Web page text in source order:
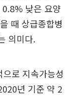
낮은 요양
때 상급종합병
의미다.
로 지속가능성
년 기준 약 2